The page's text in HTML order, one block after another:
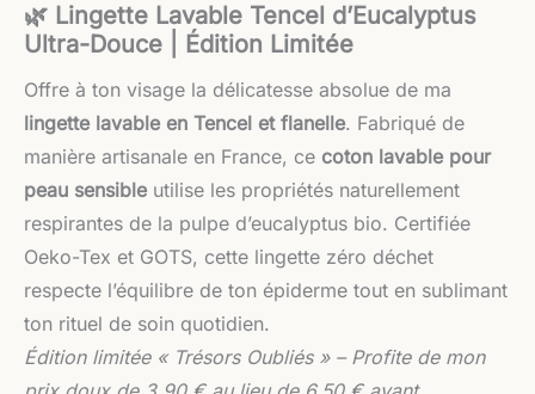
🌿 Lingette Lavable Tencel d’Eucalyptus
Ultra-Douce | Édition Limitée
Offre à ton visage la délicatesse absolue de ma
lingette lavable en Tencel et flanelle. Fabriqué de
manière artisanale en France, ce coton lavable pour
peau sensibleutilise les propriétés naturellement
respirantes de la pulpe d’eucalyptus bio. Certifiée
Oeko-Tex et GOTS, cette lingette zéro déchet
respecte l’équilibre de ton épiderme tout en sublimant
ton rituel de soin quotidien.
Édition limitée « Trésors Oubliés » – Profite de mon